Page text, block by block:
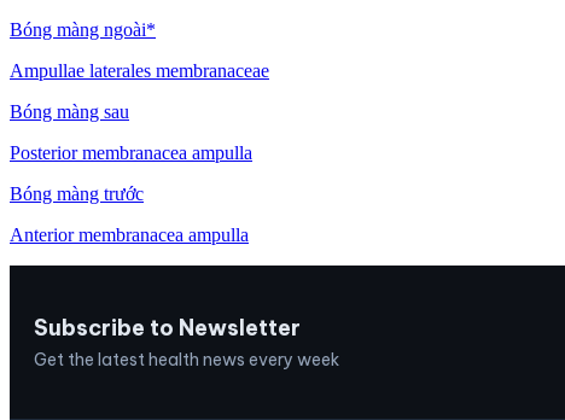
Bóng màng ngoài*
Ampullae laterales membranaceae
Bóng màng sau
Posterior membranacea ampulla
Bóng màng trước
Anterior membranacea ampulla
Subscribe to Newsletter
Get the latest health news every week